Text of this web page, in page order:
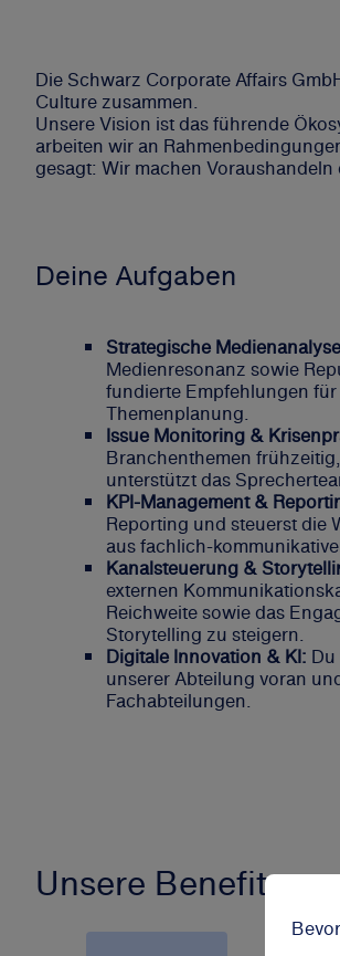
Die Schwarz Corporate Affairs
Culture zusammen.
Unsere Vision ist das führende
arbeiten wir an
gesagt: Wir machen Voraushandeln
Deine Aufgaben
Strategische
Medienresonanz sowie
fundierte Empfehlungen
Themenplanung.
Issue Monitoring &
Branchenthemen
unterstützt das
KPI-Management &
Reporting und steuerst die
aus fachlich-
Kanalsteuerung &
externen
Reichweite sowie das
Storytelling zu steigern.
Digitale Innovation & KI:
unserer Abteilung voran
Fachabteilungen.
Unsere Benefits